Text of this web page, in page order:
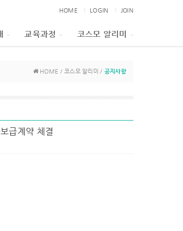
HOME LOGIN JOIN
교육과정 코스모 알리미
HOME / 코스모 알리미 / 공지사항
급계약 체결